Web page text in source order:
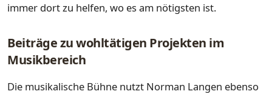
immer dort zu helfen, wo es am nötigsten ist.
Beiträge zu wohltätigen Projekten im
Musikbereich
Die musikalische Bühne nutzt Norman Langen ebenso